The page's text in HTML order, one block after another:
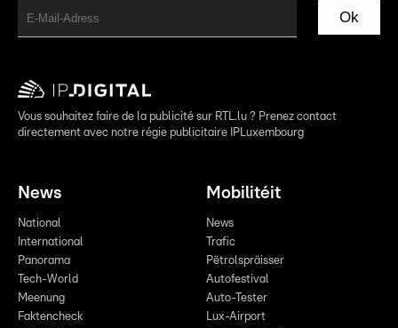
Ok
Vous souhaitez faire de la publicité sur RTL.lu ? Prenez contact
directement avec notre régie publicitaire IPLuxembourg
News
National
International
Panorama
Tech-World
Meenung
Faktencheck
Mobilitéit
News
Trafic
Pëtrolspräisser
Autofestival
Auto-Tester
Lux-Airport